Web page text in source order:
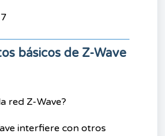
básicos de Z-Wave
red Z-Wave?
interfiere con otros